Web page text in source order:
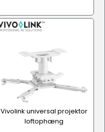
Vivolink universal projektor
loftophæng